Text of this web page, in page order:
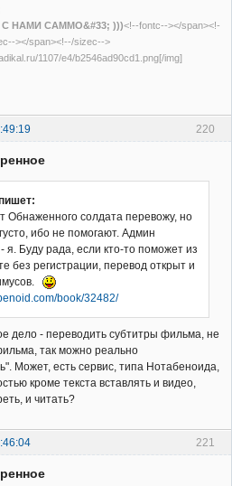
НАМИ САММО&#33; )))<!--fontc--></span><!-
></span><!--/sizec-->
1107/e4/b2546ad90cd1.png[/img]
220
Обнаженного солдата перевожу, но
ибо не помогают. Админ
я. Буду рада, если кто-то поможет из
без регистрации, перевод открыт и
book/32482/
дело - переводить субтитры фильма, не
так можно реально
Может, есть сервис, типа Нотабеноида,
кроме текста вставлять и видео,
и читать?
221